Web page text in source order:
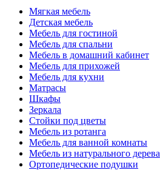
Мягкая мебель
Детская мебель
Мебель для гостиной
Мебель для спальни
Мебель в домашний кабинет
Мебель для прихожей
Мебель для кухни
Матрасы
Шкафы
Зеркала
Стойки под цветы
Мебель из ротанга
Мебель для ванной комнаты
Мебель из натурального дерева
Ортопедические подушки